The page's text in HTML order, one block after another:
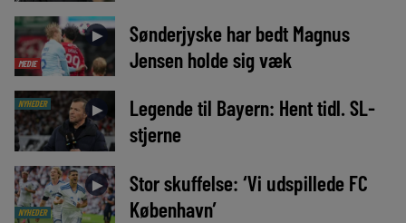
MEDIE
►
Sønderjyske har bedt Magnus
Jensen holde sig væk
NYHEDER ►
Legende til Bayern: Hent tidl. SL-
stjerne
NYHEDER
►
Stor skuffelse: ‘Vi udspillede FC
København’